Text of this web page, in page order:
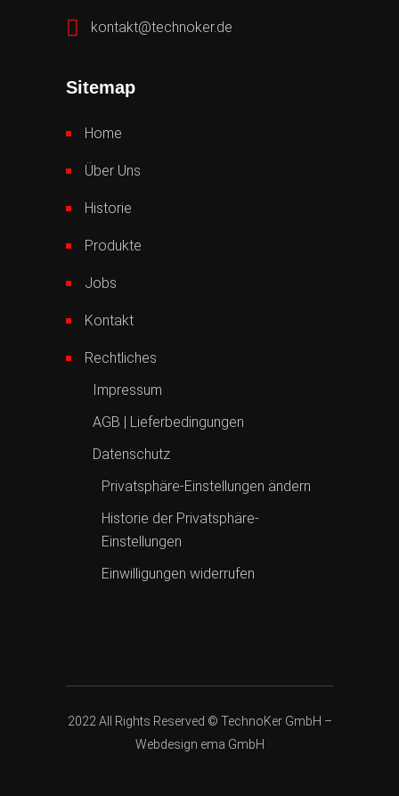
kontakt@technoker.de
Sitemap
Home
Über Uns
Historie
Produkte
Jobs
Kontakt
Rechtliches
Impressum
AGB | Lieferbedingungen
Datenschutz
Privatsphäre-Einstellungen ändern
Historie der Privatsphäre-
Einstellungen
Einwilligungen widerrufen
2022 All Rights Reserved © TechnoKer GmbH –
Webdesign ema GmbH